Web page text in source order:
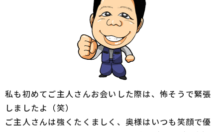
私も初めてご主人さんお会いした際は、怖そうで緊張
しましたよ（笑）
ご主人さんは強くたくましく、奥様はいつも笑顔で優